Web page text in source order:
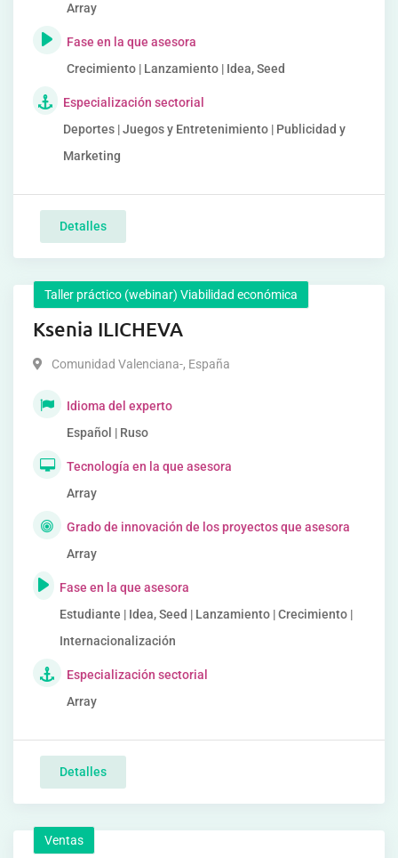
Array
Fase en la que asesora
Crecimiento | Lanzamiento | Idea, Seed
Especialización sectorial
Deportes | Juegos y Entretenimiento | Publicidad y
Marketing
Detalles
Taller práctico (webinar) Viabilidad económica
Ksenia ILICHEVA
Comunidad Valenciana-, España
Idioma del experto
Español | Ruso
Tecnología en la que asesora
Array
Grado de innovación de los proyectos que asesora
Array
Fase en la que asesora
Estudiante | Idea, Seed | Lanzamiento | Crecimiento |
Internacionalización
Especialización sectorial
Array
Detalles
Ventas